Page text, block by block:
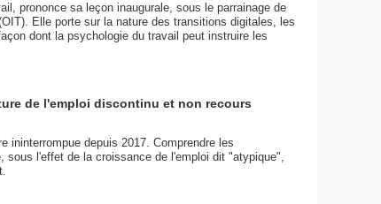
prononce sa leçon inaugurale, sous le parrainage de
Elle porte sur la nature des transitions digitales, les
dont la psychologie du travail peut instruire les
de l'emploi discontinu et non recours
ininterrompue depuis 2017. Comprendre les
l'effet de la croissance de l'emploi dit "atypique",